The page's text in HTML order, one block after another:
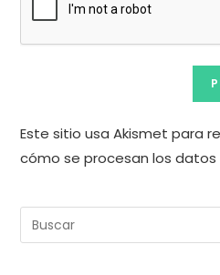
Este sitio usa Akismet para
cómo se procesan los